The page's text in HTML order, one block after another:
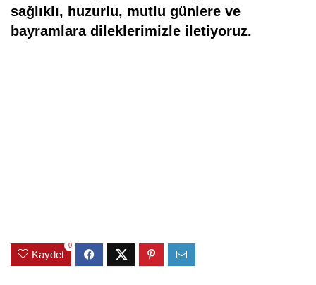
sağlıklı, huzurlu, mutlu günlere ve
bayramlara dileklerimizle iletiyoruz.
Kaydet
0